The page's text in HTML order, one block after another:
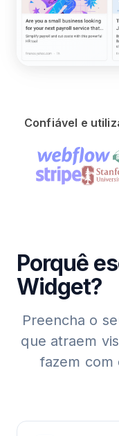
Confiável e
Porquê
Widget?
Preencha o
que atraem
fazem com